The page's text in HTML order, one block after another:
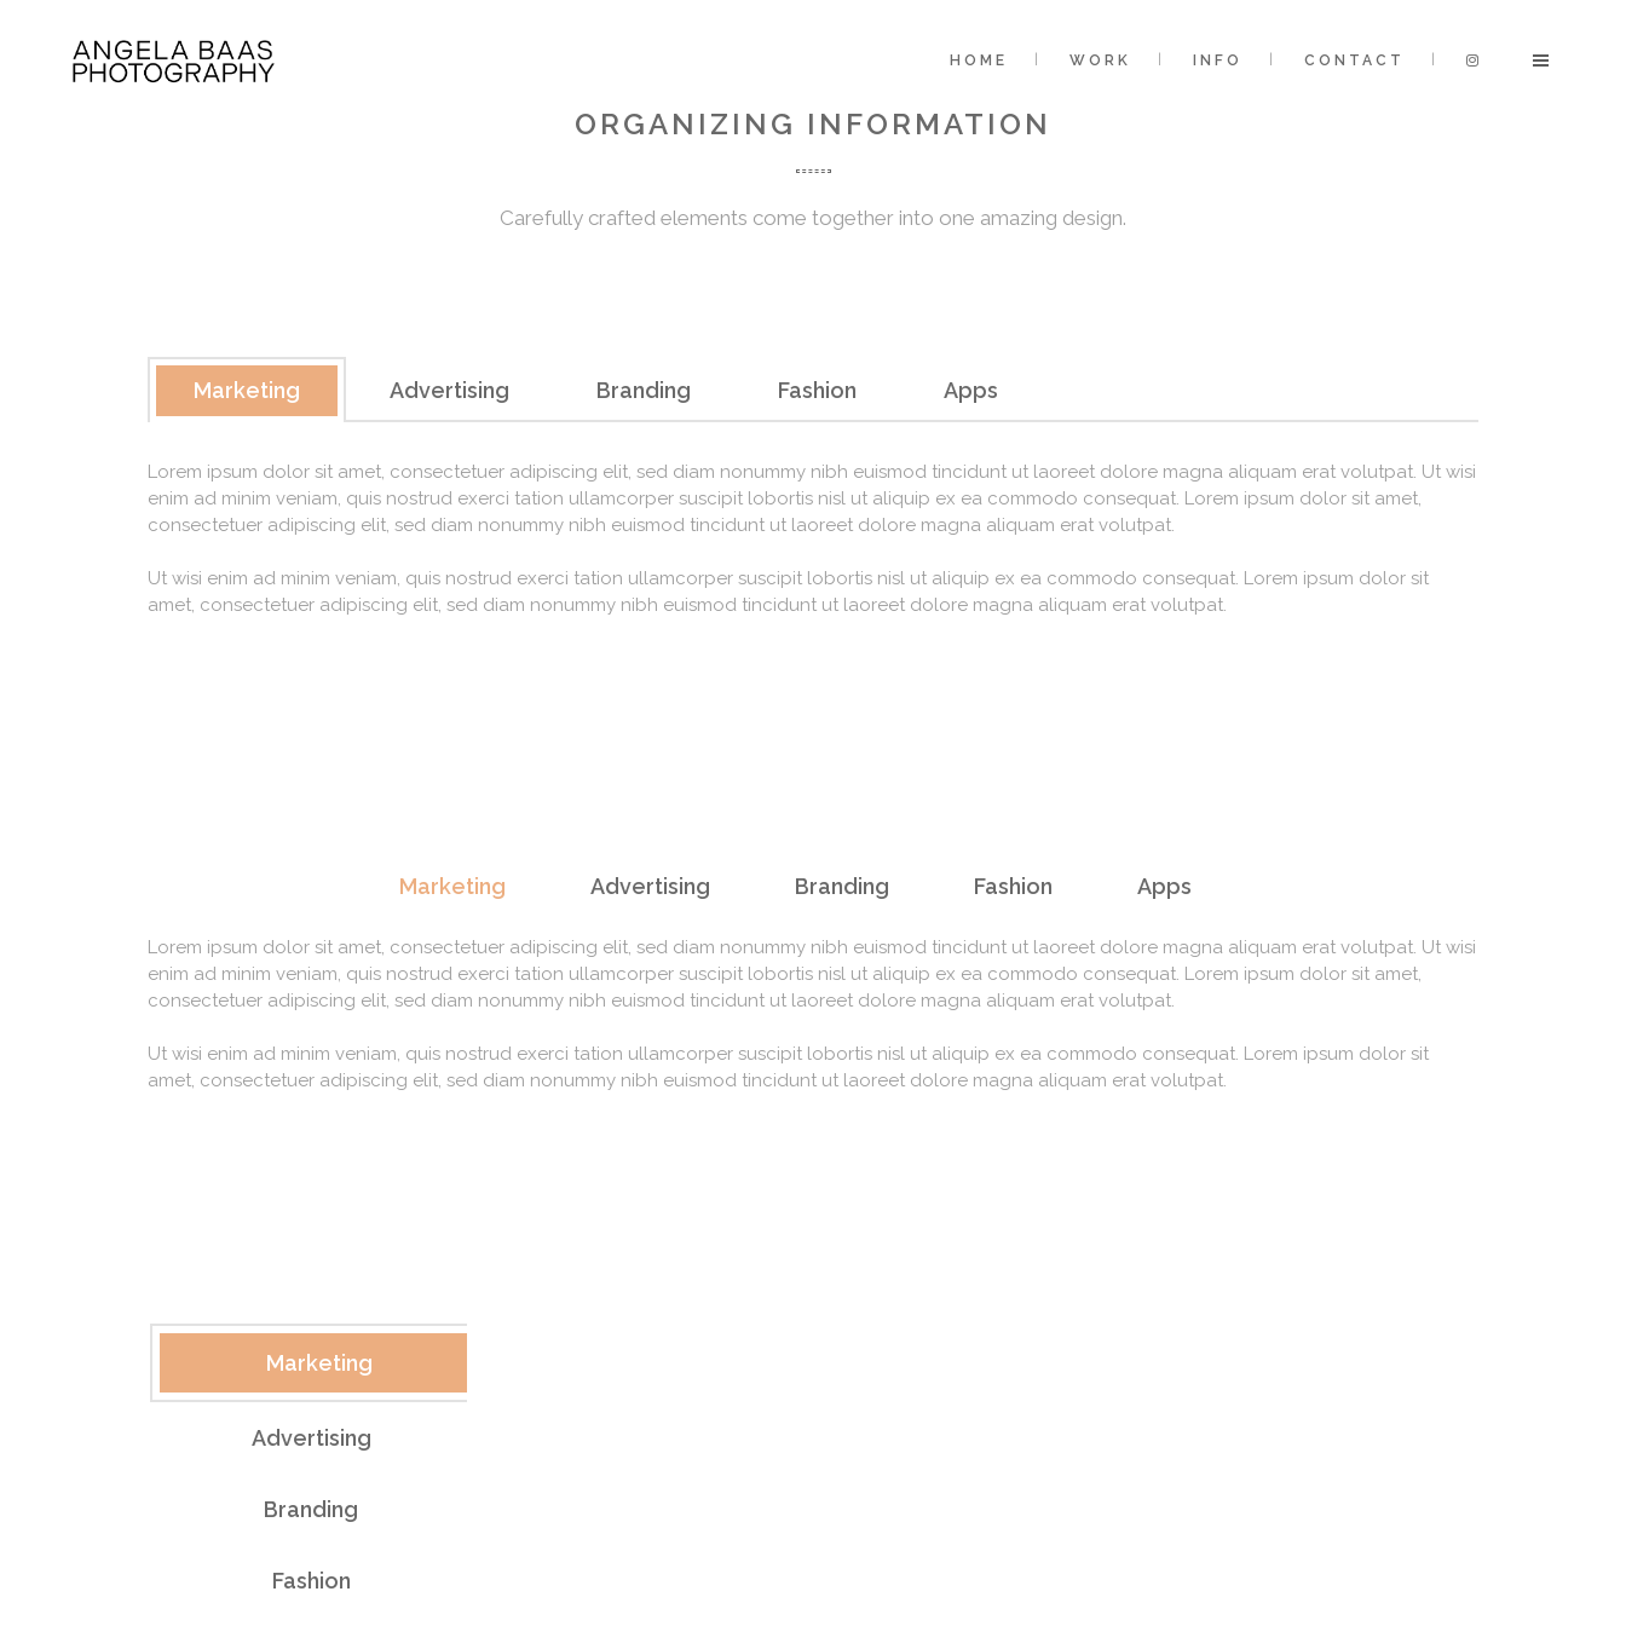
HOME WORK INFO CONTACT
ORGANIZING INFORMATION
Carefully crafted elements come together into one amazing design.
Marketing Advertising Branding Fashion Apps
Lorem ipsum dolor sit amet, consectetuer adipiscing elit, sed diam nonummy nibh euismod tincidunt ut laoreet dolore magna aliquam erat volutpat. Ut wisi
enim ad minim veniam, quis nostrud exerci tation ullamcorper suscipit lobortis nisl ut aliquip ex ea commodo consequat. Lorem ipsum dolor sit amet,
consectetuer adipiscing elit, sed diam nonummy nibh euismod tincidunt ut laoreet dolore magna aliquam erat volutpat.
Ut wisi enim ad minim veniam, quis nostrud exerci tation ullamcorper suscipit lobortis nisl ut aliquip ex ea commodo consequat. Lorem ipsum dolor sit
amet, consectetuer adipiscing elit, sed diam nonummy nibh euismod tincidunt ut laoreet dolore magna aliquam erat volutpat.
Marketing Advertising Branding Fashion Apps
Lorem ipsum dolor sit amet, consectetuer adipiscing elit, sed diam nonummy nibh euismod tincidunt ut laoreet dolore magna aliquam erat volutpat. Ut wisi
enim ad minim veniam, quis nostrud exerci tation ullamcorper suscipit lobortis nisl ut aliquip ex ea commodo consequat. Lorem ipsum dolor sit amet,
consectetuer adipiscing elit, sed diam nonummy nibh euismod tincidunt ut laoreet dolore magna aliquam erat volutpat.
Ut wisi enim ad minim veniam, quis nostrud exerci tation ullamcorper suscipit lobortis nisl ut aliquip ex ea commodo consequat. Lorem ipsum dolor sit
amet, consectetuer adipiscing elit, sed diam nonummy nibh euismod tincidunt ut laoreet dolore magna aliquam erat volutpat.
Marketing
Advertising
Branding
Fashion